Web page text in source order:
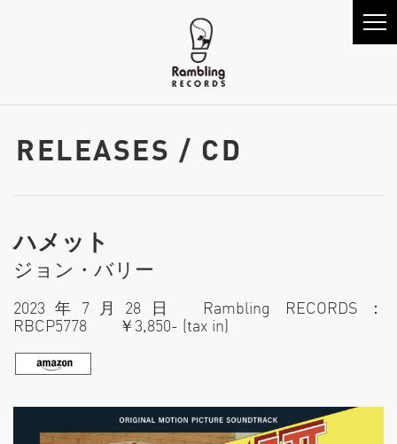
RELEASES / CD
ハメット
ジョン・バリー
2023年7月28日 Rambling RECORDS：
RBCP5778 ￥3,850- (tax in)